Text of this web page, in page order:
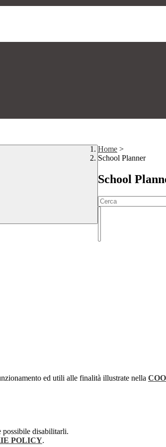
Home >
School Planner
School
ed utili alle finalità illustrate nella
possibile disabilitarli.
POLICY.